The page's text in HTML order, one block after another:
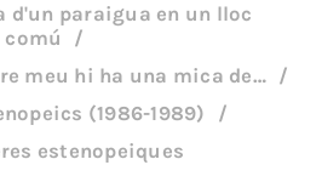
d'un paraigua en un lloc
comú
meu hi ha una mica de…
(1986-1989)
estenopeiques